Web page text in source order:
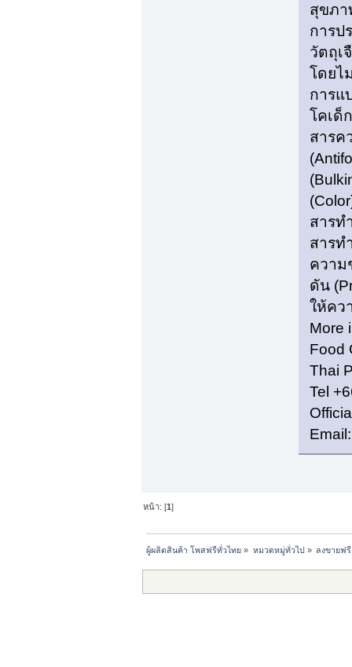
สุขภา
การป
วัตถุเ
โดยไ
การแ
โคเด็
สารค
สารท
สารท
ความ
ดัน
ให้คว
More
Food
Thai
Tel
หน้า: [1]
ผู้ผลิตสินค้า โพสฟรีทั่วไทย » หมวดหมู่ทั่วไป» ลงขายฟ